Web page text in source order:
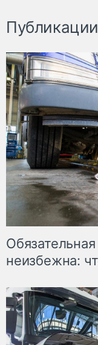
неизбежна: